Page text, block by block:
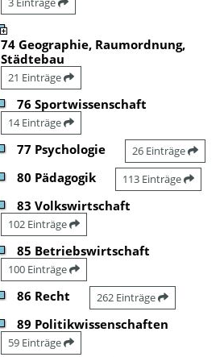
74 Geographie, Raumordnung,
Städtebau
21 Einträge
76 Sportwissenschaft
14 Einträge
77 Psychologie 26 Einträge
80 Pädagogik 113 Einträge
83 Volkswirtschaft
102 Einträge
85 Betriebswirtschaft
100 Einträge
86 Recht 262 Einträge
89 Politikwissenschaften
59 Einträge